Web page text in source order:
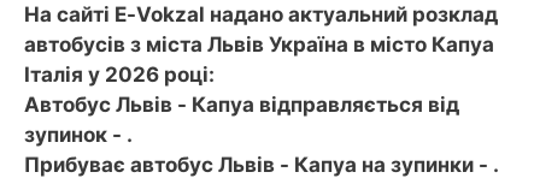
На сайті E-Vokzal надано актуальний розклад
автобусів з міста Львів Україна в місто Капуа
Італія у 2026 році:
Автобус Львів - Капуа відправляється від
зупинок - .
Прибуває автобус Львів - Капуа на зупинки - .